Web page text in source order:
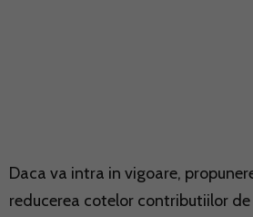
Daca va intra in vigoare,
reducerea cotelor contributiilor